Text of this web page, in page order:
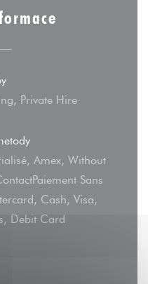
Private Hire
Amex, Without
Sans
Cash, Visa,
Debit Card